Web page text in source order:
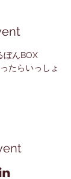
ぼんBOX
たらいっしょ